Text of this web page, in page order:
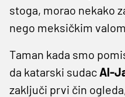
stoga, morao nekako
nego meksičkim
Taman kada smo
da katarski sudac Al-
zaključi prvi čin